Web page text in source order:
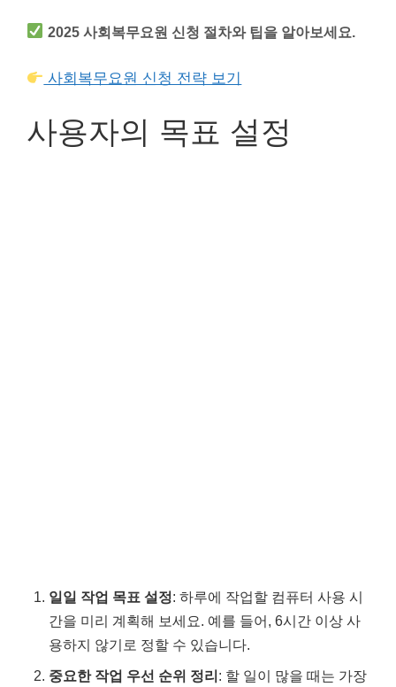
2025 사회복무요원 신청 절차와 팁을 알아보세요.
사회복무요원 신청 전략 보기
사용자의 목표 설정
일일 작업 목표 설정: 하루에 작업할 컴퓨터 사용 시
간을 미리 계획해 보세요. 예를 들어, 6시간 이상 사
용하지 않기로 정할 수 있습니다.
중요한 작업 우선 순위 정리: 할 일이 많을 때는 가장